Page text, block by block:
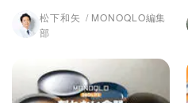
松下和矢
MONOQLO編集
部